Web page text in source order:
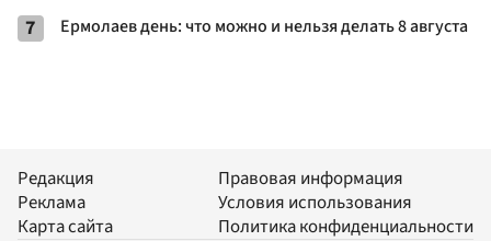
7 Ермолаев день: что можно и нельзя делать 8 августа
Редакция
Реклама
Карта сайта
Правовая информация
Условия использования
Политика конфиденциальности